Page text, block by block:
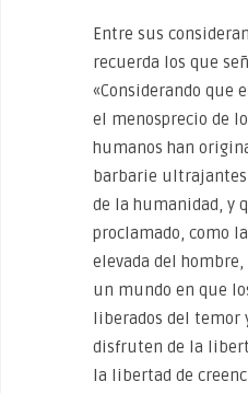
Entre sus
recuerda los que
«Considerando que
el menosprecio de
humanos han
barbarie
de la humanidad, y
proclamado, como
elevada del
un mundo en que
liberados del temor
disfruten de la
la libertad de